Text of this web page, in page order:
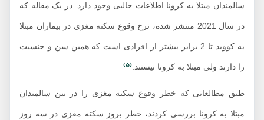
سالمندان مبتلا به کرونا اطلاعات جالبی وجود دارد. در یک مقاله که
در سال 2021 منتشر شده، نرخ وقوع سکته مغزی در بیماران مبتلا
به کووید تا 2 برابر بیشتر از افرادی است که همین سن و جنسیت
را دارند ولی مبتلا به کرونا نیستند.(5)
طبق مطالعاتی که خطر وقوع سکته مغزی را در بین سالمندان
مبتلا به کرونا بررسی کردند، خطر بروز سکته مغزی در سه روز